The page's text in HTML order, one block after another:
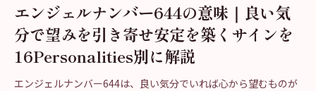
エンジェルナンバー644の意味｜良い気
分で望みを引き寄せ安定を築くサインを
16Personalities別に解説
エンジェルナンバー644は、良い気分でいれば心から望むものが